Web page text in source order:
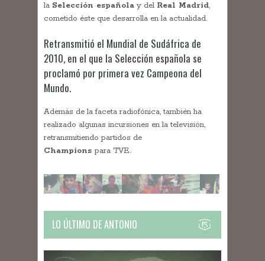
la Selección española y del Real Madrid,
cometido éste que desarrolla en la actualidad.
Retransmitió el Mundial de Sudáfrica de
2010, en el que la Selección española se
proclamó por primera vez Campeona del
Mundo.
Además de la faceta radiofónica, también ha
realizado algunas incursiones en la televisión,
retransmitiendo partidos de
Championspara TVE.
LO ÚLTIMO DE ANTONIO